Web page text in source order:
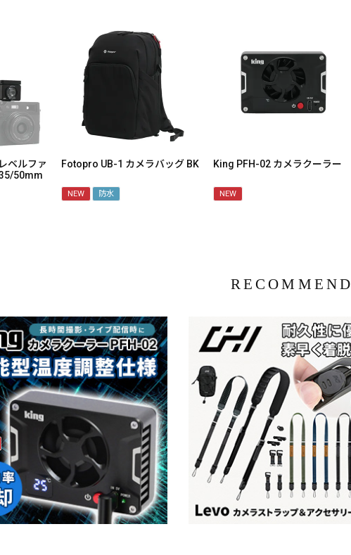
ベルファ
50mm
Fotopro UB-1 カメラバッグ BK
NEW 防水
King PFH-02 カメラクーラー
NEW
RECOMMEND